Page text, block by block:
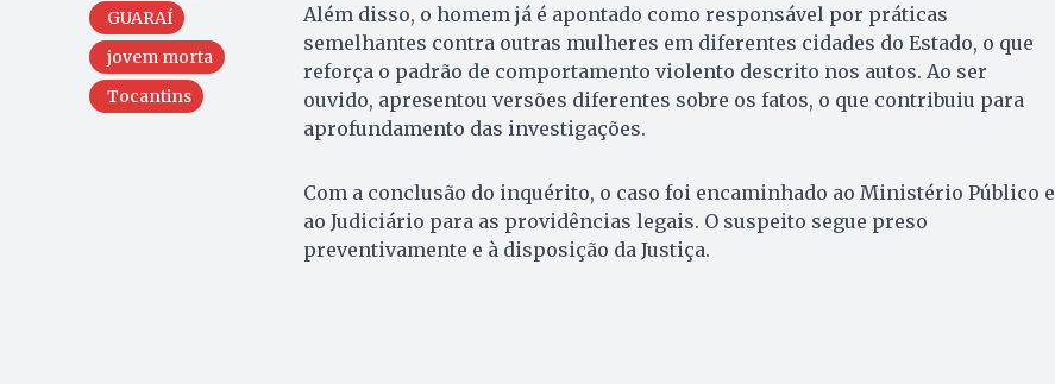
GUARAÍ
jovem morta
Tocantins
Além disso, o homem já é apontado como responsável por práticas
semelhantes contra outras mulheres em diferentes cidades do Estado, o que
reforça o padrão de comportamento violento descrito nos autos. Ao ser
ouvido, apresentou versões diferentes sobre os fatos, o que contribuiu para
aprofundamento das investigações.
Com a conclusão do inquérito, o caso foi encaminhado ao Ministério Público e
ao Judiciário para as providências legais. O suspeito segue preso
preventivamente e à disposição da Justiça.